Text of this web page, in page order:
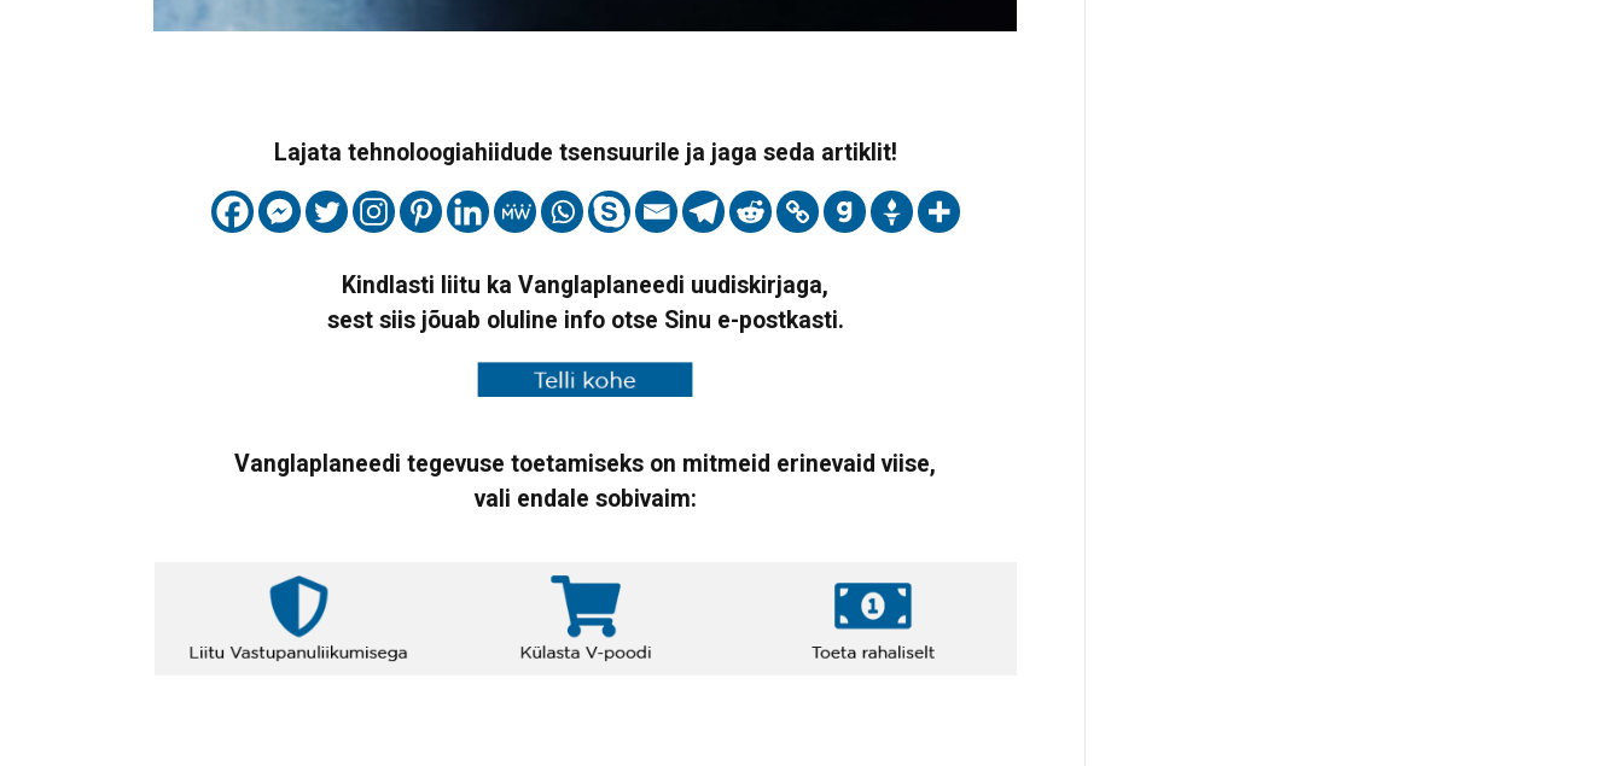
Lajata tehnoloogiahiidude tsensuurile ja jaga seda artiklit!
Kindlasti liitu ka Vanglaplaneedi uudiskirjaga,
sest siis jõuab oluline info otse Sinu e-postkasti.
Vanglaplaneedi tegevuse toetamiseks on mitmeid erinevaid viise,
vali endale sobivaim: